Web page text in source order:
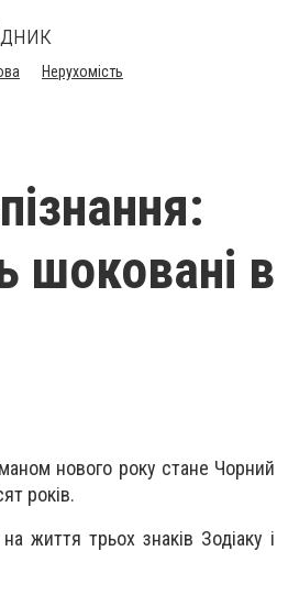
Нерухомість
шоковані в
нового року стане Чорний
років.
життя трьох знаків Зодіаку і